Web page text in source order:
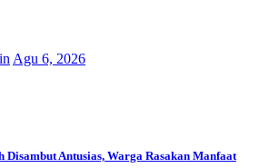
Agu 6, 2026
Disambut Antusias, Warga Rasakan Manfaat